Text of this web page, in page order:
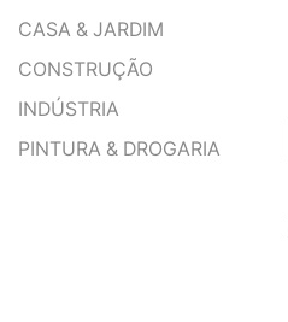
CASA & JARDIM
CONSTRUÇÃO
INDÚSTRIA
PINTURA & DROGARIA